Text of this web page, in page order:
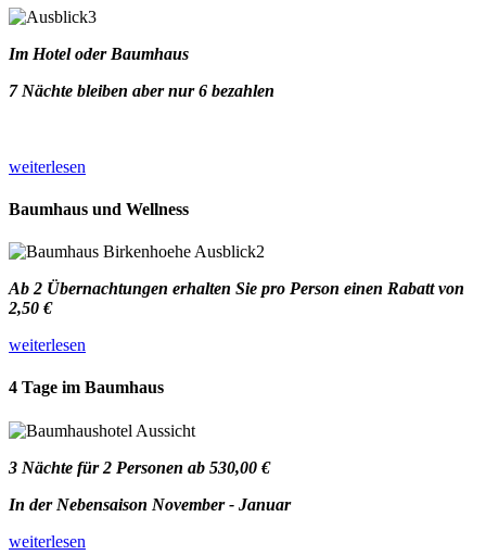
Im Hotel oder Baumhaus
7 Nächte bleiben aber nur 6 bezahlen
weiterlesen
Baumhaus und Wellness
Ab 2 Übernachtungen erhalten Sie pro Person einen Rabatt von
2,50 €
weiterlesen
4 Tage im Baumhaus
3 Nächte für 2 Personen ab 530,00 €
In der Nebensaison November - Januar
weiterlesen